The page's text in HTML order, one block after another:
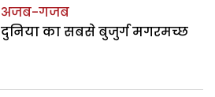
अजब-गजब
दुनिया का सबसे बुजुर्ग मगरमच्छ